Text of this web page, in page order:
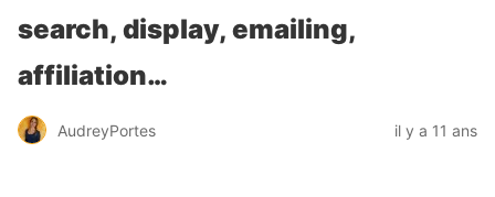
search, display, emailing,
affiliation…
AudreyPortes il y a 11 ans